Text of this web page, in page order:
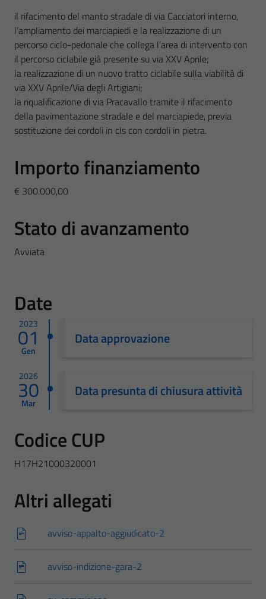
il rifacimento del manto stradale di via Cacciatori interno,
l’ampliamento dei marciapiedi e la realizzazione di un
percorso ciclo-pedonale che collega l’area di intervento con
il percorso ciclabile già presente su via XXV Aprile;
la realizzazione di un nuovo tratto ciclabile sulla viabilità di
via XXV Aprile/Via degli Artigiani;
la riqualificazione di via Pracavallo tramite il rifacimento
della pavimentazione stradale e del marciapiede, previa
sostituzione dei cordoli in cls con cordoli in pietra.
Importo finanziamento
€ 300.000,00
Stato di avanzamento
Avviata
Date
2023
01
Gen
Data approvazione
2026
30
Mar
Data presunta di chiusura attività
Codice CUP
H17H21000320001
Altri allegati
avviso-appalto-aggiudicato-2
avviso-indizione-gara-2